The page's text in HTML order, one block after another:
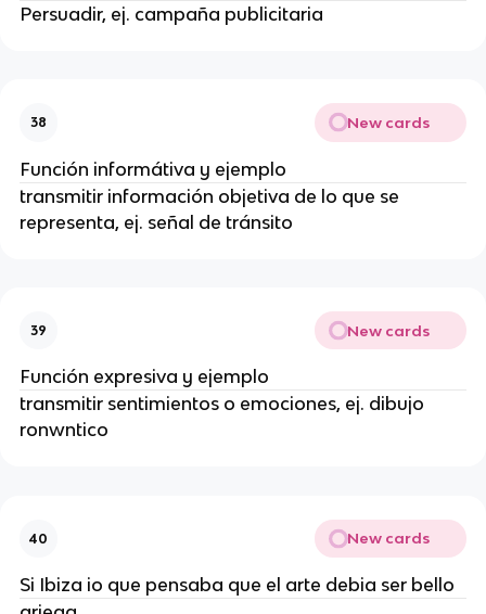
Persuadir, ej. campaña publicitaria
38 New cards
Función informátiva y ejemplo
transmitir información objetiva de lo que se
representa, ej. señal de tránsito
39 New cards
Función expresiva y ejemplo
transmitir sentimientos o emociones, ej. dibujo
ronwntico
40 New cards
Si Ibiza io que pensaba que el arte debia ser bello